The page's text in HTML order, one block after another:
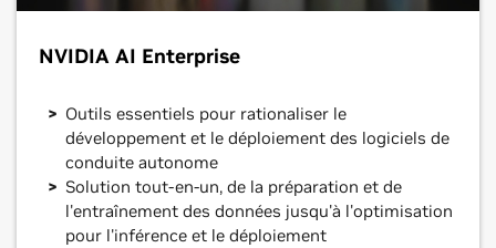
NVIDIA AI Enterprise
Outils essentiels pour rationaliser le
développement et le déploiement des logiciels de
conduite autonome
Solution tout-en-un, de la préparation et de
l'entraînement des données jusqu'à l'optimisation
pour l'inférence et le déploiement